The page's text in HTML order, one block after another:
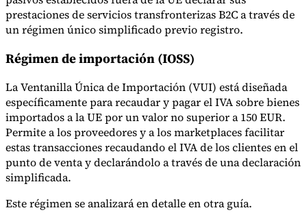
sobre las ventasVerificador de número de VATRastreador de
mandatos de facturación electrónica
prestaciones de servicios transfronterizas B2C a través de
un régimen único simplificado previo registro.
Régimen de importación (IOSS)
La Ventanilla Única de Importación (VUI) está diseñada
específicamente para recaudar y pagar el IVA sobre bienes
importados a la UE por un valor no superior a 150 EUR.
Permite a los proveedores y a los marketplaces facilitar
estas transacciones recaudando el IVA de los clientes en el
punto de venta y declarándolo a través de una declaración
simplificada.
Este régimen se analizará en detalle en otra guía.